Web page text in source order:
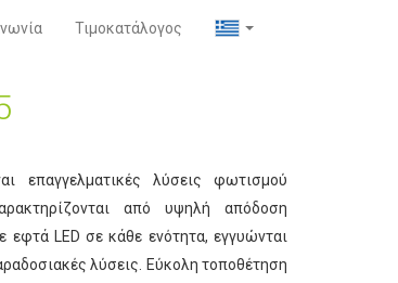
Τιμοκατάλογος
επαγγελματικές λύσεις φωτισμού
από υψηλή απόδοση
LED σε κάθε ενότητα, εγγυώνται
λύσεις. Εύκολη τοποθέτηση